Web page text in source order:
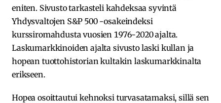
eniten. Sivusto tarkasteli kahdeksaa syvintä
Yhdysvaltojen S&P 500 -osakeindeksi
kurssiromahdusta vuosien 1976-2020 ajalta.
Laskumarkkinoiden ajalta sivusto laski kullan ja
hopean tuottohistorian kultakin laskumarkkinalta
erikseen.
Hopea osoittautui kehnoksi turvasatamaksi, sillä sen